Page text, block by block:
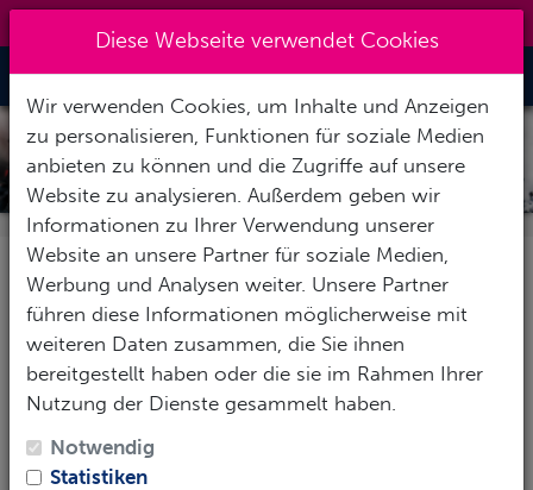
Toggle
HOLLIS ATEMREGLER 150LX UND
200LX
Atemregler 200 LX +
DCX
200LX
Diese Webseite verwendet Cookies
Wir verwenden Cookies, um Inhalte und Anzeigen
zu personalisieren, Funktionen für soziale Medien
anbieten zu können und die Zugriffe auf unsere
Website zu analysieren. Außerdem geben wir
Informationen zu Ihrer Verwendung unserer
Website an unsere Partner für soziale Medien,
Werbung und Analysen weiter. Unsere Partner
führen diese Informationen möglicherweise mit
weiteren Daten zusammen, die Sie ihnen
bereitgestellt haben oder die sie im Rahmen Ihrer
Nutzung der Dienste gesammelt haben.
Notwendig
Statistiken